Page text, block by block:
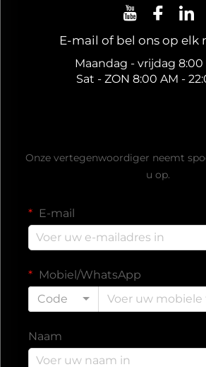
E-mail of bel ons op elk
Maandag - vrijdag 8:00
Sat - ZON 8:00 AM -
Onze vertegenwoordiger neemt
u op.
E-mail
Mobiel/WhatsApp
Code
Naam